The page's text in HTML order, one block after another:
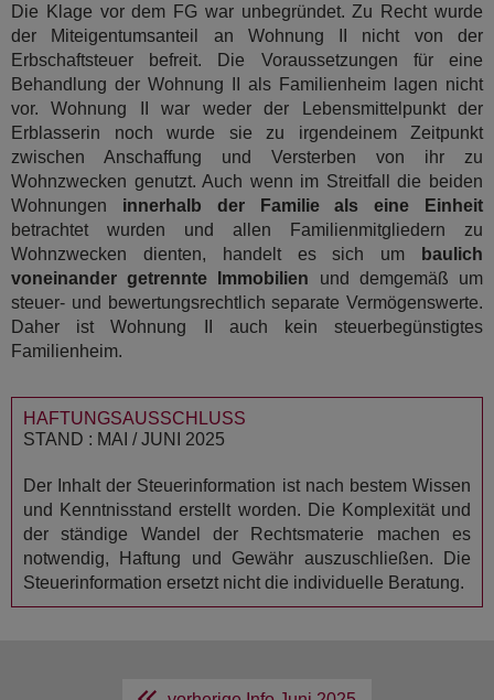
Die Klage vor dem FG war unbegründet. Zu Recht wurde
der Miteigentumsanteil an Wohnung II nicht von der
Erbschaftsteuer befreit. Die Voraussetzungen für eine
Behandlung der Wohnung II als Familienheim lagen nicht
vor. Wohnung II war weder der Lebensmittelpunkt der
Erblasserin noch wurde sie zu irgendeinem Zeitpunkt
zwischen Anschaffung und Versterben von ihr zu
Wohnzwecken genutzt. Auch wenn im Streitfall die beiden
Wohnungen innerhalb der Familie als eine Einheit
betrachtet wurden und allen Familienmitgliedern zu
Wohnzwecken dienten, handelt es sich um
baulich
voneinander getrennte Immobilien und demgemäß um
steuer- und bewertungsrechtlich separate Vermögenswerte.
Daher ist Wohnung II auch kein steuerbegünstigtes
Familienheim.
HAFTUNGSAUSSCHLUSS
STAND : MAI / JUNI 2025
Der Inhalt der Steuerinformation ist nach bestem Wissen
und Kenntnisstand erstellt worden. Die Komplexität und
der ständige Wandel der Rechtsmaterie machen es
notwendig, Haftung und Gewähr auszuschließen. Die
Steuerinformation ersetzt nicht die individuelle Beratung.